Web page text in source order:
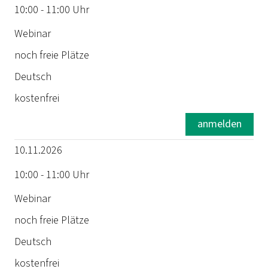
10:00 - 11:00 Uhr
Webinar
noch freie Plätze
Deutsch
kostenfrei
anmelden
10.11.2026
10:00 - 11:00 Uhr
Webinar
noch freie Plätze
Deutsch
kostenfrei